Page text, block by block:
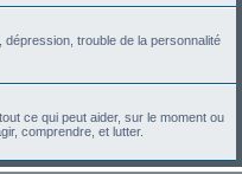
trouble de la personnalité
ce qui peut aider, sur le moment ou
comprendre, et lutter.